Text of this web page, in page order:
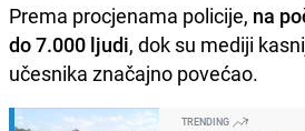
Prema procjenama policije, na
do 7.000 ljudi, dok su mediji
učesnika značajno povećao.
TRENDING